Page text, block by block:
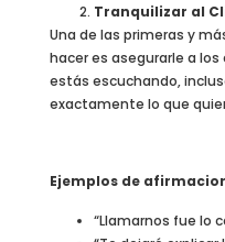
Tranquilizar al
Una de las primeras y
hacer es asegurarle a
estás escuchando,
exactamente lo que
Ejemplos de
“Llamarnos fue lo